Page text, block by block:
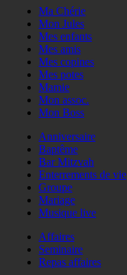
Ma Chérie
Mon Jules
Mes enfants
Mes amis
Mes copines
Mes potes
Mamie
Mon assoc.
Mon Boss
Anniversaire
Baptême
Bar Mitzvah
Enterrements de vie
Groupe
Mariage
Musique live
Affaires
Seminaire
Repas affaires